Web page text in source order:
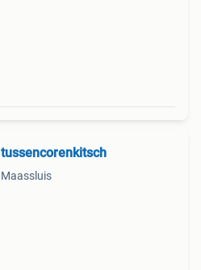
tussencorenkitsch
Maassluis